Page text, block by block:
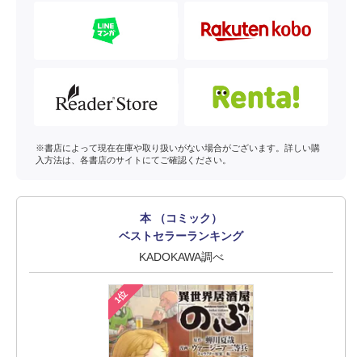
※書店によって現在在庫や取り扱いがない場合がございます。詳しい購
入方法は、各書店のサイトにてご確認ください。
本 （コミック）
ベストセラーランキング
KADOKAWA調べ
1位